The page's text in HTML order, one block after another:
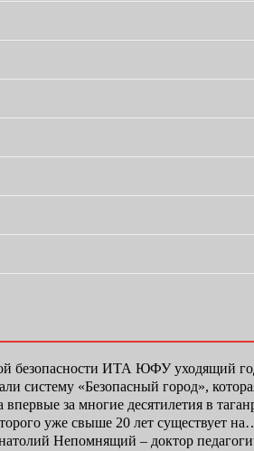
безопасности ИТА ЮФУ уходящий
систему «Безопасный город»,
впервые за многие десятилетия в
уже свыше 20 лет существует
Непомнящий – доктор